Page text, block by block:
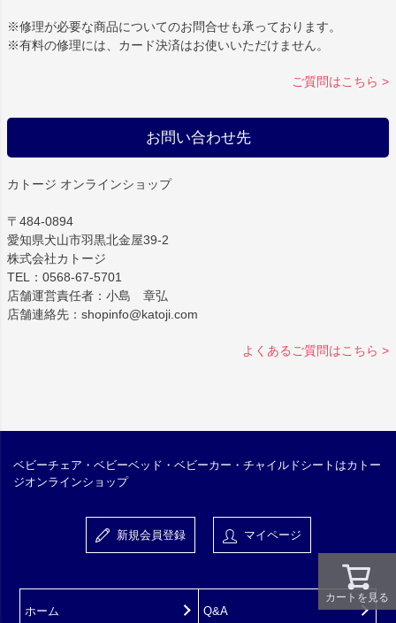
カートを見る
※修理が必要な商品についてのお問合せも承っております。
※有料の修理には、カード決済はお使いいただけません。
ご質問はこちら >
お問い合わせ先
カトージ オンラインショップ
〒484-0894
愛知県犬山市羽黒北金屋39-2
株式会社カトージ
TEL：0568-67-5701
店舗運営責任者：小島 章弘
店舗連絡先：shopinfo@katoji.com
よくあるご質問はこちら >
ベビーチェア・ベビーベッド・ベビーカー・チャイルドシートはカトー
ジオンラインショップ
新規会員登録 マイページ
ホーム Q&A